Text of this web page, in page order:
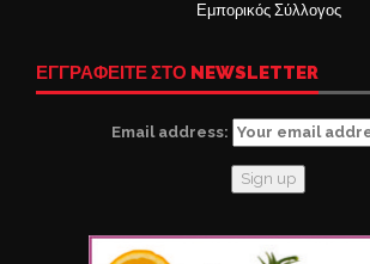
Εμπορικός Σύλλογος
ΕΓΓΡΑΦΕΙΤΕ ΣΤΟ NEWSLETTER
Email address: